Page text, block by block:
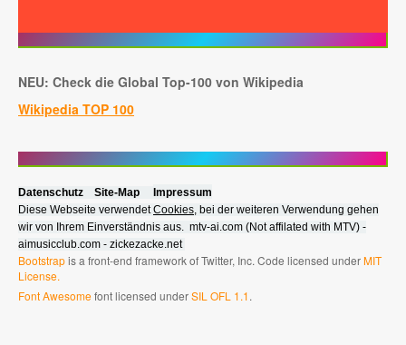
NEU: Check die Global Top-100 von Wikipedia
Wikipedia TOP 100
Datenschutz Site-Map
Impressum
Diese Webseite verwendetCookies, bei der weiteren Verwendung gehen
wir von Ihrem Einverständnis aus. mtv-ai.com (Not affilated with MTV) -
aimusicclub.com - zickezacke.net
Bootstrapis a front-end framework of Twitter, Inc. Code licensed underMIT
License.
Font Awesomefont licensed underSIL OFL 1.1.